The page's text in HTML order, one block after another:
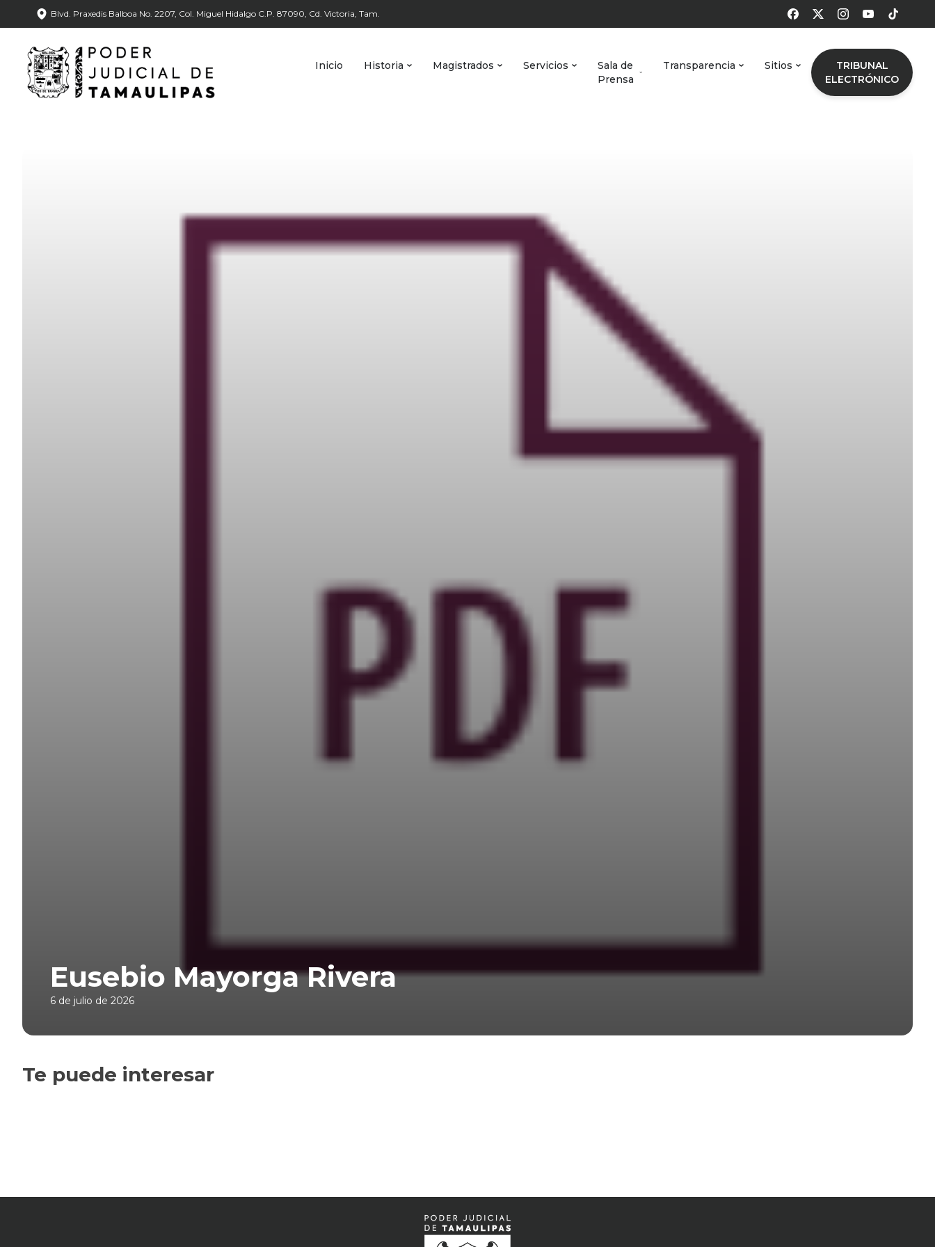
Blvd. Praxedis Balboa No. 2207, Col. Miguel Hidalgo C.P. 87090, Cd. Victoria, Tam.
Inicio Historia Magistrados Servicios
Sala de
Prensa
Transparencia Sitios
TRIBUNAL
ELECTRÓNICO
Eusebio Mayorga Rivera
6 de julio de 2026
Te puede interesar